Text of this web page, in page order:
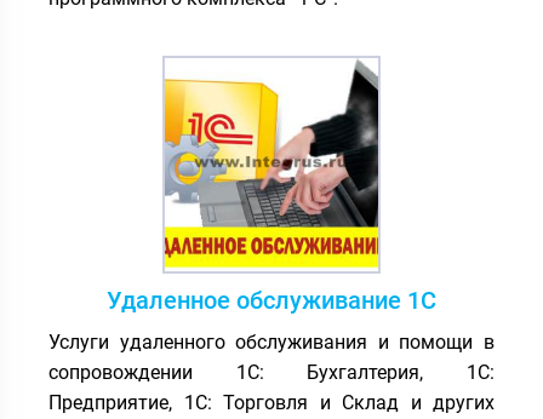
Удаленное обслуживание 1С
Услуги удаленного обслуживания и помощи в
сопровождении 1С: Бухгалтерия, 1С:
Предприятие, 1С: Торговля и Склад и других